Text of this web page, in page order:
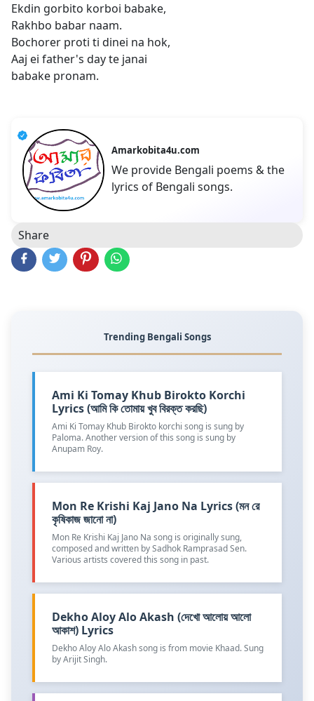
Ekdin gorbito korboi babake,
Rakhbo babar naam.
Bochorer proti ti dinei na hok,
Aaj ei father's day te janai
babake pronam.
Amarkobita4u.com
We provide Bengali poems & the
lyrics of Bengali songs.
Share
Trending Bengali Songs
Ami Ki Tomay Khub Birokto Korchi
Lyrics (আমি কি তোমায় খুব বিরক্ত করছি)
Ami Ki Tomay Khub Birokto korchi song is sung by
Paloma. Another version of this song is sung by
Anupam Roy.
Mon Re Krishi Kaj Jano Na Lyrics (মন রে
কৃষিকাজ জানো না)
Mon Re Krishi Kaj Jano Na song is originally sung,
composed and written by Sadhok Ramprasad Sen.
Various artists covered this song in past.
Dekho Aloy Alo Akash (দেখো আলোয় আলো
আকাশ) Lyrics
Dekho Aloy Alo Akash song is from movie Khaad. Sung
by Arijit Singh.